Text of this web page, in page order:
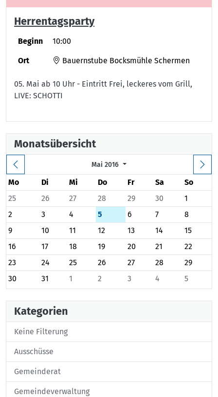
Herrentagsparty
Beginn 10:00
Ort Bauernstube Bocksmühle Schermen
05. Mai ab 10 Uhr - Eintritt Frei, leckeres vom Grill,
LIVE: SCHOTTI
Monatsübersicht
Mai 2016
Mo Di Mi Do Fr Sa
So
25
26 27 28 29 30
1
2
3 4 5 6 7
8
9
10 11 12 13 14
15
16
17 18 19 20 21
22
23
24 25 26 27 28
29
30
31 1 2 3 4 5
Kategorien
Keine Filterung
Ausschüsse
Gemeinderat
Gemeindeverwaltung